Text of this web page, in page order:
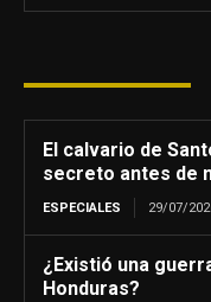
El calvario de
secreto antes de
ESPECIALES 29/07/
¿Existió una
Honduras?